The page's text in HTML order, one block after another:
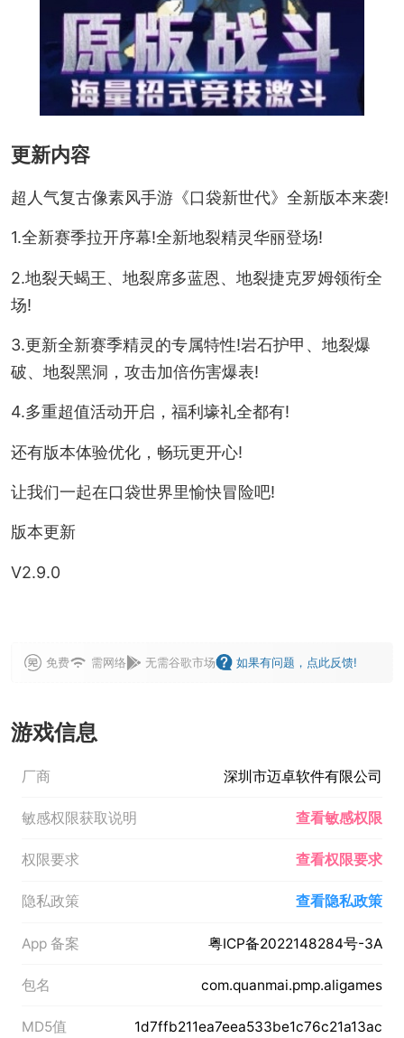
更新内容
超人气复古像素风手游《口袋新世代》全新版本来袭!
1.全新赛季拉开序幕!全新地裂精灵华丽登场!
2.地裂天蝎王、地裂席多蓝恩、地裂捷克罗姆领衔全
场!
3.更新全新赛季精灵的专属特性!岩石护甲、地裂爆
破、地裂黑洞，攻击加倍伤害爆表!
4.多重超值活动开启，福利壕礼全都有!
还有版本体验优化，畅玩更开心!
让我们一起在口袋世界里愉快冒险吧!
版本更新
V2.9.0
免费 需网络 无需谷歌市场 如果有问题，点此反馈!
游戏信息
厂商 深圳市迈卓软件有限公司
敏感权限获取说明 查看敏感权限
权限要求 查看权限要求
隐私政策 查看隐私政策
App 备案 粤ICP备2022148284号-3A
包名 com.quanmai.pmp.aligames
MD5值 1d7ffb211ea7eea533be1c76c21a13ac